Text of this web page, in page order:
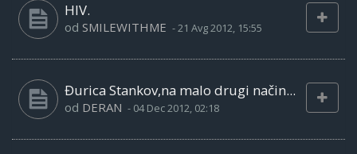
HIV.
od SMILEWITHME -21 Avg 2012, 15:55
Đurica Stankov,na malo drugi način...
od DERAN - 04 Dec 2012, 02:18